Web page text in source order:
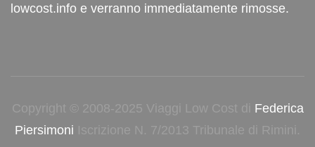
lowcost.info e verranno immediatamente rimosse.
Copyright © 2008-2025 Viaggi Low Cost di Federica
Piersimoni Iscrizione N. 7/2013 Tribunale di Rimini.